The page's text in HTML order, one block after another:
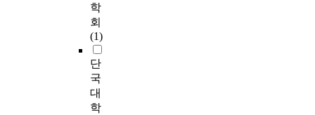
학
회
(1)
단
국
대
학